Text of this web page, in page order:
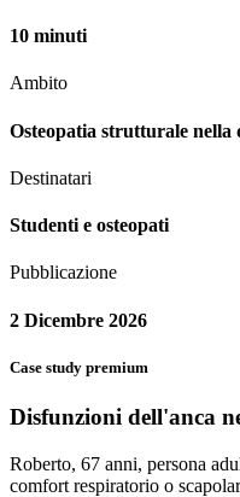
10 minuti
Ambito
Osteopatia strutturale
Destinatari
Studenti e osteopati
Pubblicazione
2 Dicembre 2026
Case study premium
Disfunzioni dell'anca
Roberto, 67 anni, persona
comfort respiratorio o